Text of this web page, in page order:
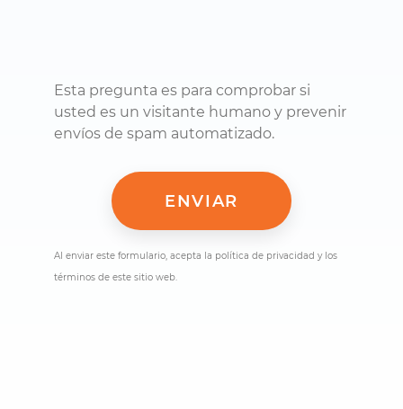
Esta pregunta es para comprobar si
usted es un visitante humano y prevenir
envíos de spam automatizado.
Al enviar este formulario, acepta la política de privacidad y los
términos de este sitio web.